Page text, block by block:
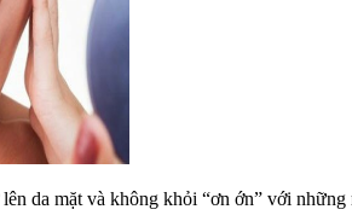
da mặt và không khỏi “ơn ớn” với